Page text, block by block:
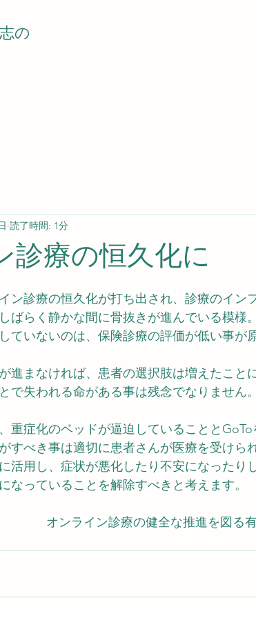
の
診療の恒久化に
読了時間: 1分
ン診療の恒久化が打ち出され、診療のイン
ばらく静かな間に骨抜きが進んでいる模様
ていないのは、保険診療の評価が低い事が
進まなければ、患者の選択肢は増えたこと
で失われる命がある事は残念でなりません。
重症化のベッドが逼迫していることと
すべき事は適切に患者さんが医療を受けら
活用し、症状が悪化したり不安になったり
なっていることを解除すべきと考えます。
オンライン診療の健全な推進を図る